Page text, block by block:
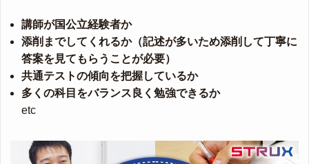
講師が国公立経験者か
添削までしてくれるか（記述が多いため添削して丁寧に
答案を見てもらうことが必要）
共通テストの傾向を把握しているか
多くの科目をバランス良く勉強できるか
etc